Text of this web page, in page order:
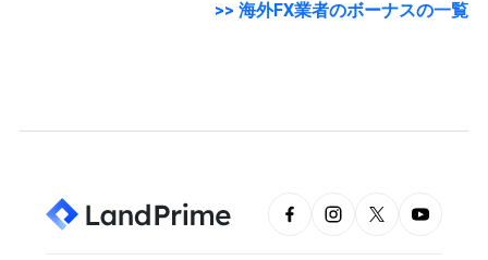
>> 海外FX業者のボーナスの一覧